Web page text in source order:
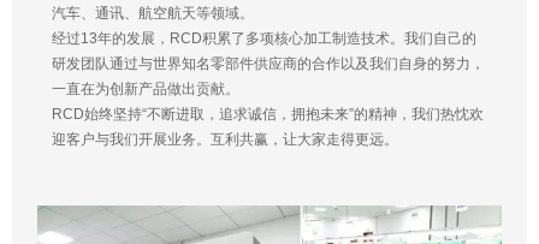
汽车、通讯、航空航天等领域。
经过13年的发展，RCD积累了多项核心加工制造技术。我们自己的
研发团队通过与世界知名零部件供应商的合作以及我们自身的努力，
一直在为创新产品做出贡献。
RCD始终坚持“不断进取，追求诚信，拥抱未来”的精神，我们热忱欢
迎客户与我们开展业务。互利共赢，让大家走得更远。